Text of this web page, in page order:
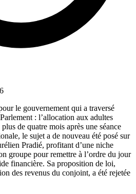
le gouvernement qui a traversé
: l’allocation aux adultes
de quatre mois après une séance
le sujet a de nouveau été posé sur
Pradié, profitant d’une niche
groupe pour remettre à l’ordre du jour
financière. Sa proposition de loi,
des revenus du conjoint, a été rejetée